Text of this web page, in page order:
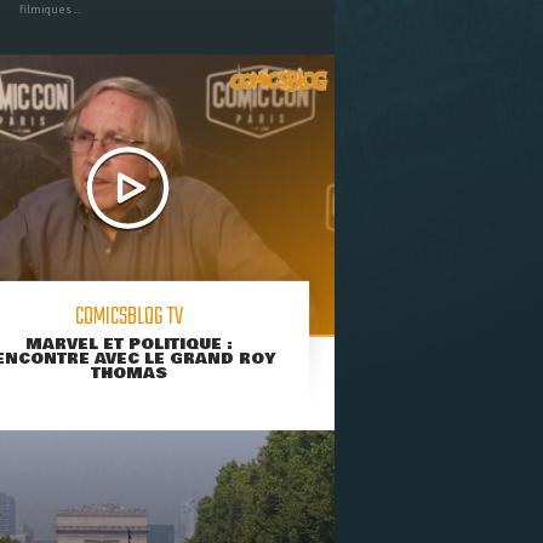
filmiques ...
COMICSBLOG TV
MARVEL ET POLITIQUE :
AVEC LE GRAND ROY
THOMAS